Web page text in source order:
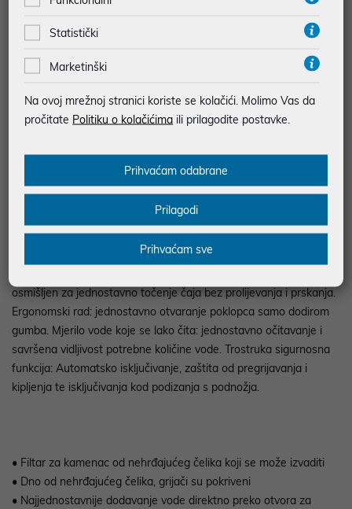
MOGUĆNOST PLAĆANJA NA RATE
odgovara za eventualne pogreške nastale u opisu proizvoda, greške
prilikom štampanja te promjene u dostupnosti i cijene. Slike artikala su
ilustrativne prirode te ne moraju u potpunosti odgovarati artiklima. Za sve
Pokazatelj za šalice: pomaže vam uštedjeti na energiji i vremenu
osmišljen za jednostavno točenje čaja bez prolijevanja i prskanja.
Ergonomski rad: jednostavno otvaranje poklopca samo dodirom
gumba. Mjerilo vode koje se lako čita: jednostavno očitavanje i
savršena vidljivost potrebne količine vode. Trostruka sigurnosna
funkcija: Automatsko isključivanje, zaštita od pregrijavanja i
kipljenja te isključivanja kod podizanja s podnožja.
• Filtar za kamenac od nehrđajućeg čelika koji se može izvaditi
• Dno od nehrđajućeg čelika, grijači su pokriveni
• Najjednostavnije dodavanje vode direktno preko otvora za
Statistički
Marketinški
Na ovoj mrežnoj stranici koriste se kolačići. Molimo Vas da
pročitate Politiku o kolačićima ili prilagodite postavke.
Prihvaćam odabrane
Prilagodi
Prihvaćam sve